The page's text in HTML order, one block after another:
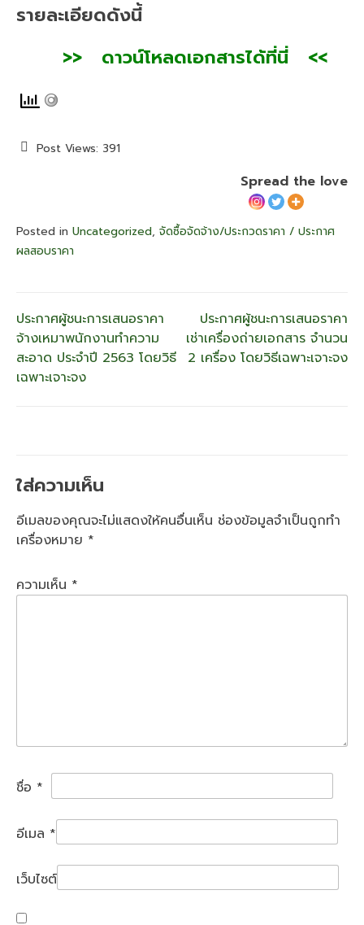
รายละเอียดดังนี้
>> ดาวน์โหลดเอกสารได้ที่นี่ <<
Post Views: 391
Spread the love
Posted in Uncategorized, จัดซื้อจัดจ้าง/ประกวดราคา / ประกาศ
ผลสอบราคา
แนะแนว
เรื่อง
ประกาศผู้ชนะการเสนอราคา
จ้างเหมาพนักงานทำความ
สะอาด ประจำปี 2563 โดยวิธี
เฉพาะเจาะจง
ประกาศผู้ชนะการเสนอราคา
เช่าเครื่องถ่ายเอกสาร จำนวน
2 เครื่อง โดยวิธีเฉพาะเจาะจง
ใส่ความเห็น
อีเมลของคุณจะไม่แสดงให้คนอื่นเห็น ช่องข้อมูลจำเป็นถูกทำ
เครื่องหมาย *
ความเห็น *
ชื่อ *
อีเมล *
เว็บไซต์